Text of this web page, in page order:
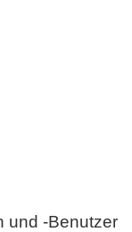
und -Benutzer